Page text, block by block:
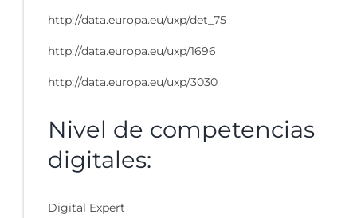
http://data.europa.eu/uxp/det_75
http://data.europa.eu/uxp/1696
http://data.europa.eu/uxp/3030
Nivel de competencias
digitales:
Digital Expert